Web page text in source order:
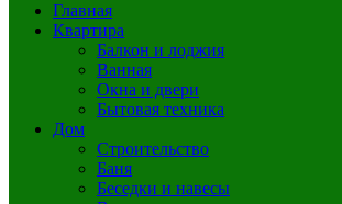
Главная
Квартира
Балкон и лоджия
Ванная
Окна и двери
Бытовая техника
Дом
Строительство
Баня
Беседки и навесы